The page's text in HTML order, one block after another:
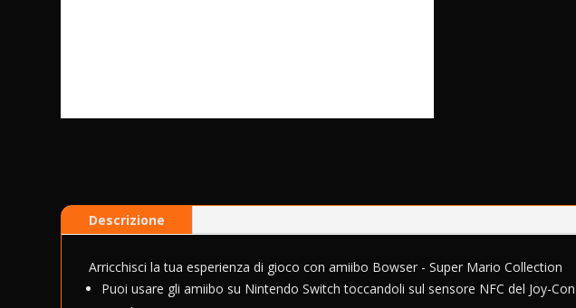
Descrizione
Arricchisci la tua esperienza di gioco con amiibo Bowser - Super Mario Collection
Puoi usare gli amiibo su Nintendo Switch toccandoli sul sensore NFC del Joy-